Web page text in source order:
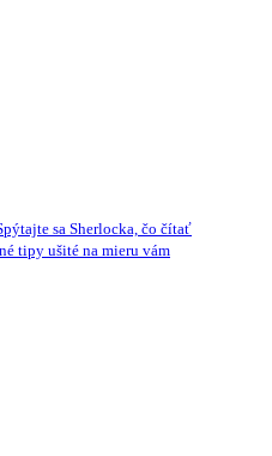
sa Sherlocka, čo čítať
tipy ušité na mieru vám